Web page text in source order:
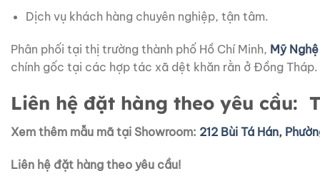
Dịch vụ khách hàng chuyên nghiệp, tận tâm.
Phân phối tại thị trường thành phố Hồ Chí Minh, Mỹ
chính gốc tại các hợp tác xã dệt khăn rằn ở Đồng Tháp.
Liên hệ đặt hàng theo yêu cầu:
Xem thêm mẫu mã tại Showroom: 212 Bùi Tá Hán,
Liên hệ đặt hàng theo yêu cầu!